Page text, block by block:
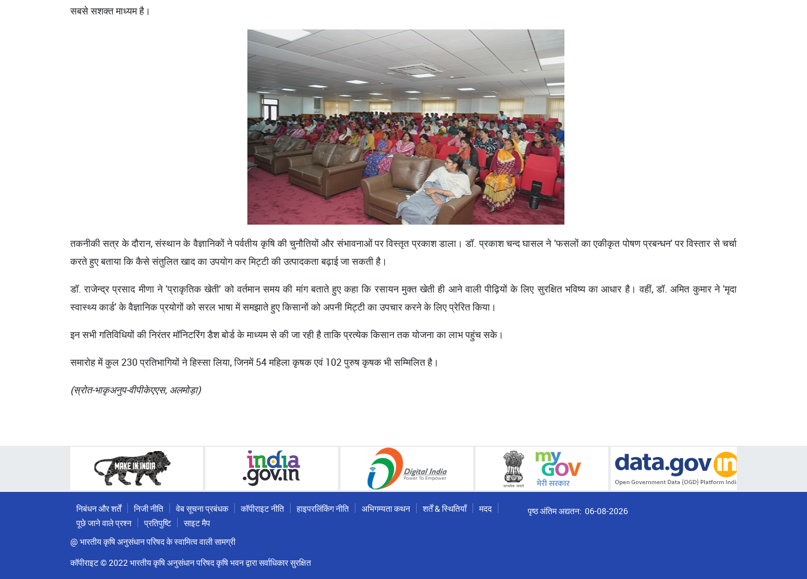
सबसे सशक्त माध्यम है।
तकनीकी सत्र के दौरान, संस्थान के वैज्ञानिकों ने पर्वतीय कृषि की चुनौतियों और संभावनाओं पर विस्तृत प्रकाश डाला। डॉ. प्रकाश चन्‍द घासल ने 'फसलों का एकीकृत पोषण प्रबन्‍धन' पर विस्तार से चर्चा
करते हुए बताया कि कैसे संतुलित खाद का उपयोग कर मिट्टी की उत्पादकता बढ़ाई जा सकती है।
डॉ. राजेन्‍द्र प्रसाद मीणा ने 'प्राकृतिक खेती' को वर्तमान समय की मांग बताते हुए कहा कि रसायन मुक्त खेती ही आने वाली पीढ़ियों के लिए सुरक्षित भविष्य का आधार है। वहीं, डॉ. अमित कुमार ने 'मृदा
स्‍वास्‍थ्‍य कार्ड' के वैज्ञानिक प्रयोगों को सरल भाषा में समझाते हुए किसानों को अपनी मिट्टी का उपचार करने के लिए प्रेरित किया।
इन सभी गतिविधियों की निरंतर मॉनिटरिंग डैश बोर्ड के माध्यम से की जा रही है ताकि प्रत्येक किसान तक योजना का लाभ पहुंच सके।
समारोह में कुल 230 प्रतिभागियों ने हिस्सा लिया, जिनमें 54 महिला कृषक एवं 102 पुरुष कृषक भी सम्मिलित है।
(स्रोत-भाकृअनुप-वीपीकेएएस, अलमोड़ा)
निबंधन और शर्तें निजी नीति वेब सूचना प्रबंधक कॉपीराइट नीति हाइपरलिंकिंग नीति अभिगम्यता कथन शर्तें & स्थितियाँ
मदद
पूछे जाने वाले प्रश्न
प्रतिपुष्टि
साइट मैप
@ भारतीय कृषि अनुसंधान परिषद के स्वामित्व वाली सामग्री
कॉपीराइट © 2022 भारतीय कृषि अनुसंधान परिषद कृषि भवन द्वारा सर्वाधिकार सुरक्षित
पृष्ठ अंतिम अद्यतन: 06-08-2026